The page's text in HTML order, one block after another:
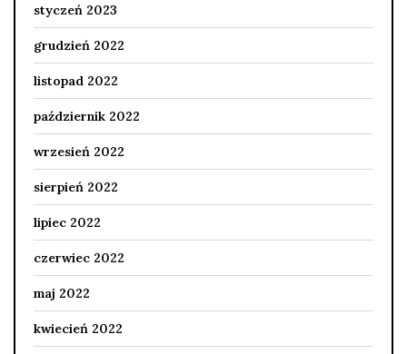
styczeń 2023
grudzień 2022
listopad 2022
październik 2022
wrzesień 2022
sierpień 2022
lipiec 2022
czerwiec 2022
maj 2022
kwiecień 2022